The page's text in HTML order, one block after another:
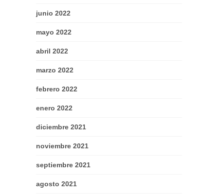
junio 2022
mayo 2022
abril 2022
marzo 2022
febrero 2022
enero 2022
diciembre 2021
noviembre 2021
septiembre 2021
agosto 2021